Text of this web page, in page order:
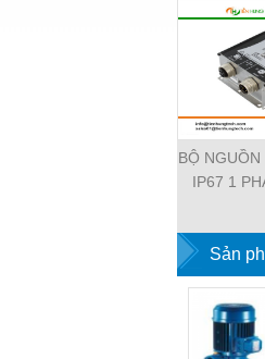
BỘ NGUỒN
IP67 1
POWER
Sản